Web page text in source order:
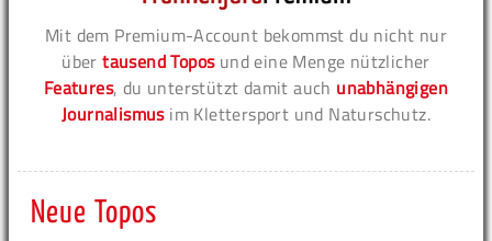
Mit dem Premium-Account bekommst du nicht nur
übertausend Toposund eine Menge nützlicher
Features, du unterstützt damit auch unabhängigen
Journalismusim Klettersport und Naturschutz.
Neue Topos